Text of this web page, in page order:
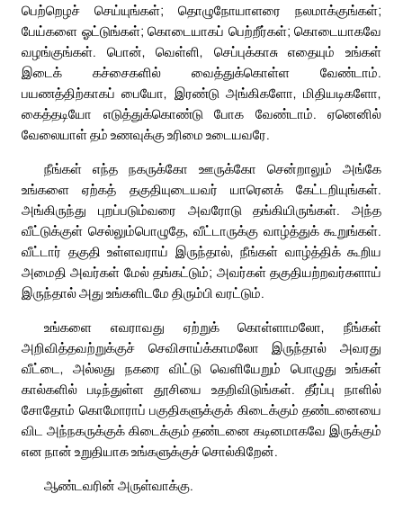
பெற்றெழச் செய்யுங்கள்; தொழுநோயாளரை நலமாக்குங்கள்;
பேய்களை ஓட்டுங்கள்; கொடையாகப் பெற்றீர்கள்; கொடையாகவே
வழங்குங்கள். பொன், வெள்ளி, செப்புக்காசு எதையும் உங்கள்
இடைக் கச்சைகளில் வைத்துக்கொள்ள வேண்டாம்.
பயணத்திற்காகப் பையோ, இரண்டு அங்கிகளோ, மிதியடிகளோ,
கைத்தடியோ எடுத்துக்கொண்டு போக வேண்டாம். ஏனெனில்
வேலையாள் தம் உணவுக்கு உரிமை உடையவரே.
நீங்கள் எந்த நகருக்கோ ஊருக்கோ சென்றாலும் அங்கே
உங்களை ஏற்கத் தகுதியுடையவர் யாரெனக் கேட்டறியுங்கள்.
அங்கிருந்து புறப்படும்வரை அவரோடு தங்கியிருங்கள். அந்த
வீட்டுக்குள் செல்லும்பொழுதே, வீட்டாருக்கு வாழ்த்துக் கூறுங்கள்.
வீட்டார் தகுதி உள்ளவராய் இருந்தால், நீங்கள் வாழ்த்திக் கூறிய
அமைதி அவர்கள் மேல் தங்கட்டும்; அவர்கள் தகுதியற்றவர்களாய்
இருந்தால் அது உங்களிடமே திரும்பி வரட்டும்.
உங்களை எவராவது ஏற்றுக் கொள்ளாமலோ, நீங்கள்
அறிவித்தவற்றுக்குச் செவிசாய்க்காமலோ இருந்தால் அவரது
வீட்டை, அல்லது நகரை விட்டு வெளியேறும் பொழுது உங்கள்
கால்களில் படிந்துள்ள தூசியை உதறிவிடுங்கள். தீர்ப்பு நாளில்
சோதோம் கொமோராப் பகுதிகளுக்குக் கிடைக்கும் தண்டனையை
விட அந்நகருக்குக் கிடைக்கும் தண்டனை கடினமாகவே இருக்கும்
என நான் உறுதியாக உங்களுக்குச் சொல்கிறேன்.
ஆண்டவரின் அருள்வாக்கு.